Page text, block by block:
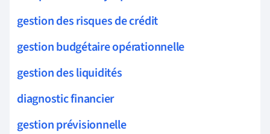
gestion des risques de crédit
gestion budgétaire opérationnelle
gestion des liquidités
diagnostic financier
gestion prévisionnelle